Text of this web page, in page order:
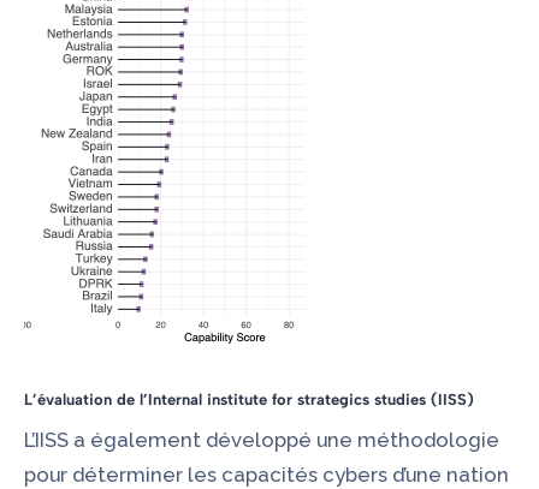
L’évaluation de l’Internal institute for strategics studies (IISS)
L’IISS a également développé une méthodologie
pour déterminer les capacités cybers d’une nation